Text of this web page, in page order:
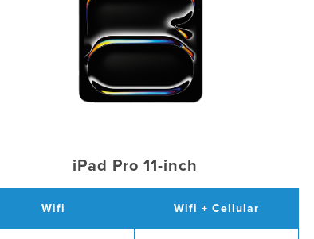
iPad Pro 11-inch
Wifi Wifi + Cellular